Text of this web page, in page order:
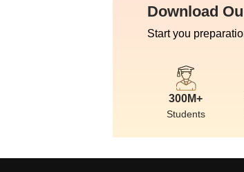
Download
Start you
300M+
Students